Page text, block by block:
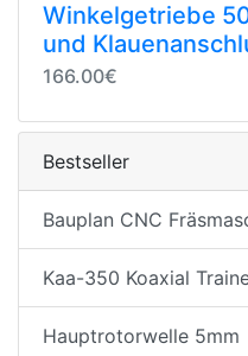
Winkelgetriebe
und
166.00€
Bestseller
Bauplan CNC
Kaa-350 Koaxial
Hauptrotorwelle 5mm